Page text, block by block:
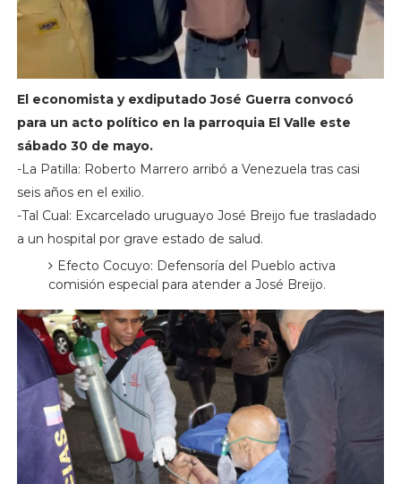
El economista y exdiputado José Guerra convocó
para un acto político en la parroquia El Valle este
sábado 30 de mayo.
-La Patilla: Roberto Marrero arribó a Venezuela tras casi
seis años en el exilio.
-Tal Cual: Excarcelado uruguayo José Breijo fue trasladado
a un hospital por grave estado de salud.
Efecto Cocuyo: Defensoría del Pueblo activa
comisión especial para atender a José Breijo.